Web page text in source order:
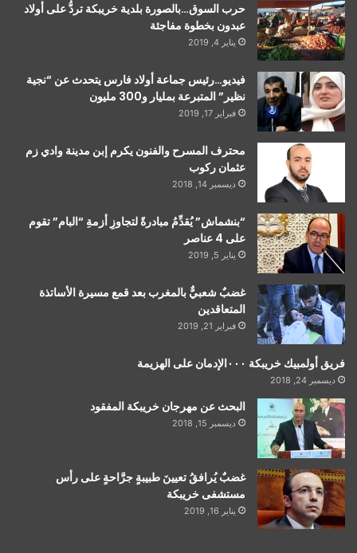
حرب السوق…بالصورة بلدية خريبكة تردُّ على أولاد
عبدون بخطوة مفاجئة
يناير 4, 2019
فيديو…رئيس جماعة أولاد فارس يتحدث عن “نجية
نظير” المتبرعة بمليار و300 مليون
فبراير 17, 2019
محترف المسرح والفنون يكرم إبن مدينة وادي زم
عثمان ركوب
ديسمبر 14, 2018
“بنشماش” يُقدِّمُ مبادرةً لتجاوزِ أزمةِ “البام” تقوم
على 4 عناصر
يناير 5, 2019
غضبٌ شعبيٌّ بالمغرب بعد قمع مسيرة الأساتذة
المتعاقدين
فبراير 21, 2019
فريق أولمبيك خريبكة ٠٠٠الإدمان على الهزيمة
ديسمبر 24, 2018
البحث عن مهرجان خريبكة المفقود
ديسمبر 15, 2018
غضبٌ يُرافقُ تعيينَ طبيبةٍ جرَّاحةٍ على رأس
مستشفى خريبكة
يناير 16, 2019